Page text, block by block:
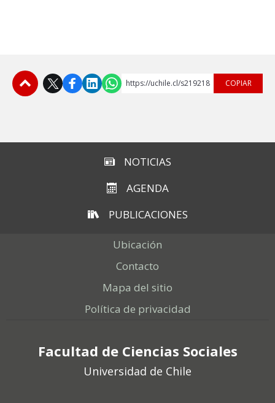
https://uchile.cl/s219218 COPIAR
NOTICIAS
AGENDA
PUBLICACIONES
Ubicación
Contacto
Mapa del sitio
Política de privacidad
Facultad de Ciencias Sociales
Universidad de Chile